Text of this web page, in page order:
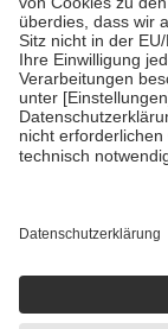
• Kindern und
mit Ausnahme der
• Untersuchungen
GKV getragen
• empfohlenen
• Harn- und
getroffen, um
https://
Einige Bilder und